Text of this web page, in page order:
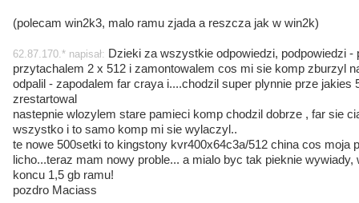
(polecam win2k3, malo ramu zjada a reszcza jak w win2k)
62.87.170.* napisał: Dzieki za wszystkie odpowiedzi, podpowiedzi -
przytachalem 2 x 512 i zamontowalem cos mi sie komp zburzyl
odpalil - zapodalem far craya i....chodzil super plynnie prze jakies
zrestartowal
nastepnie wlozylem stare pamieci komp chodzil dobrze , far sie
wszystko i to samo komp mi sie wylaczyl..
te nowe 500setki to kingstony kvr400x64c3a/512 china cos moja
licho...teraz mam nowy proble... a mialo byc tak pieknie
koncu 1,5 gb ramu!
pozdro Maciass